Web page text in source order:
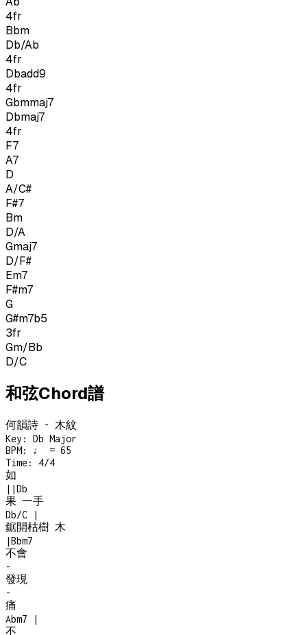
4fr
Bbm
Db/Ab
4fr
Dbadd9
4fr
Gbmmaj7
Dbmaj7
4fr
F7
A7
D
A/C#
F#7
Bm
D/A
Gmaj7
D/F#
Em7
F#m7
G
G#m7b5
3fr
Gm/Bb
D/C
和弦Chord譜
何韻詩 - 木紋
Key: Db Major
BPM: ♩ = 65
Time: 4/4
如
| |Db
果 一手
Db/C
|
鋸開枯樹 木
|Bbm7
不會
-
發現
-
痛
Abm7
|
不